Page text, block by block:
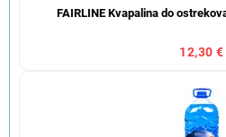
FAIRLINE Kvapalina do
12,30 €